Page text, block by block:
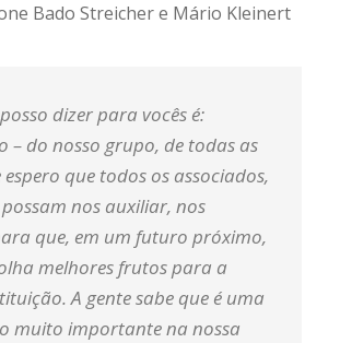
Bado Streicher e Mário Kleinert
dizer para vocês é:
– do nosso grupo, de todas as
espero que todos os associados,
nos auxiliar, nos
que, em um futuro próximo,
melhores frutos para a
A gente sabe que é uma
muito importante na nossa